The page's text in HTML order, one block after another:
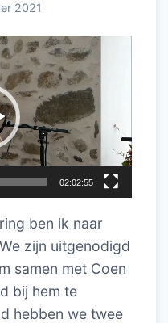
2021
02:02:55
ben ik naar
zijn uitgenodigd
samen met Coen
bij hem te
hebben we twee